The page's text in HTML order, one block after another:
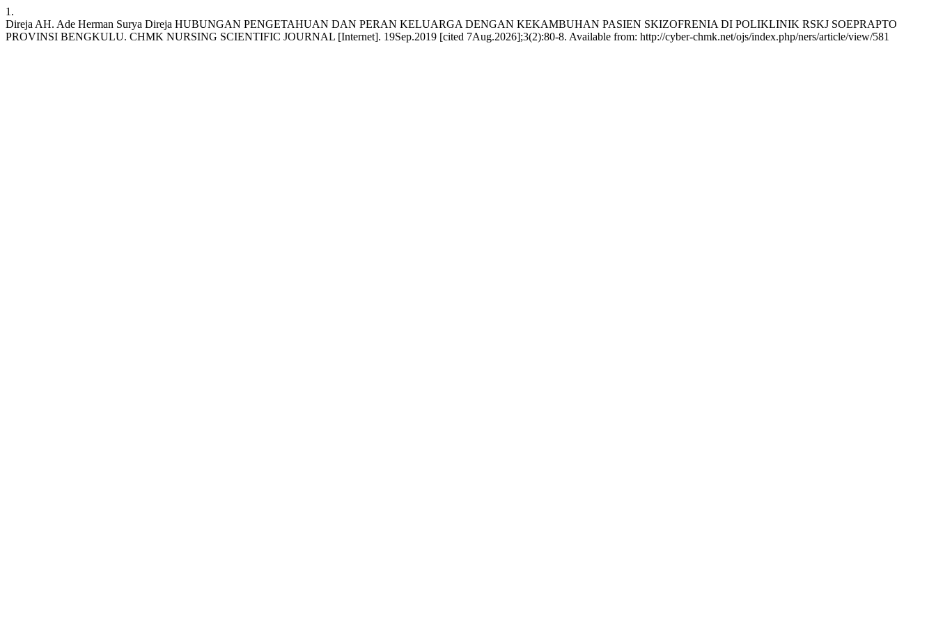
1.
Direja AH. Ade Herman Surya Direja HUBUNGAN PENGETAHUAN DAN PERAN KELUARGA DENGAN KEKAMBUHAN PASIEN SKIZOFRENIA DI POLIKLINIK RSKJ SOEPRAPTO
PROVINSI BENGKULU. CHMK NURSING SCIENTIFIC JOURNAL [Internet]. 19Sep.2019 [cited 7Aug.2026];3(2):80-8. Available from: http://cyber-chmk.net/ojs/index.php/ners/article/view/581